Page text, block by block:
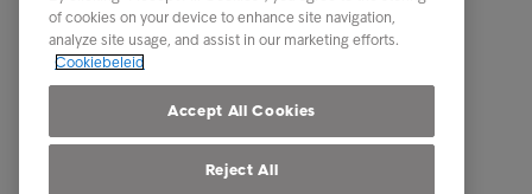
Rapporten en inzichten
Over Intrum
of cookies on your device to enhance site navigation,
analyze site usage, and assist in our marketing efforts.
Cookiebeleid
Accept All Cookies
Reject All